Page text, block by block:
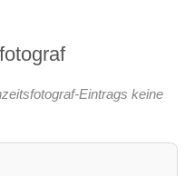
Eintrags keine